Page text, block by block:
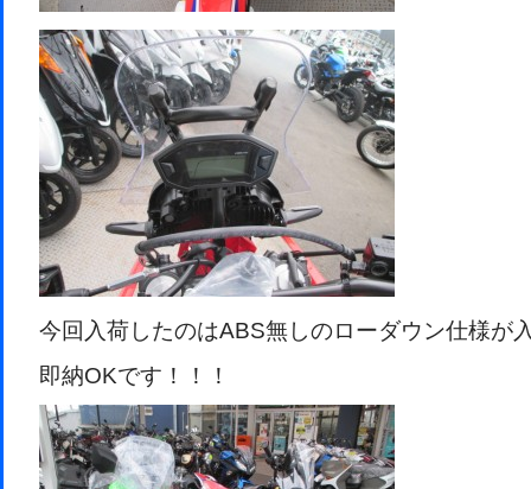
今回入荷したのはABS無しのローダウン仕様が
即納OKです！！！